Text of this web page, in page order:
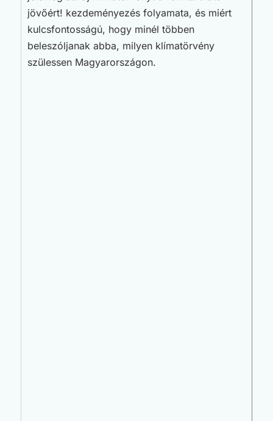
jövőért! kezdeményezés folyamata, és miért
kulcsfontosságú, hogy minél többen
beleszóljanak abba, milyen klímatörvény
szülessen Magyarországon.